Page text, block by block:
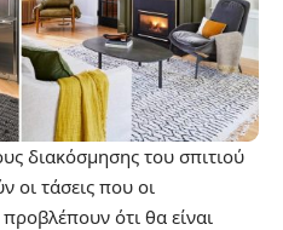
διακόσμησης του σπιτιού
οι τάσεις που οι
ότι θα είναι